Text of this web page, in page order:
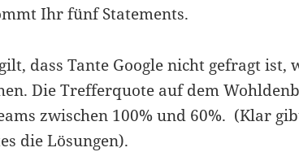
Ihr fünf Statements.
dass Tante Google nicht gefragt ist,
Die Trefferquote auf dem
zwischen 100% und 60%. (Klar
die Lösungen).